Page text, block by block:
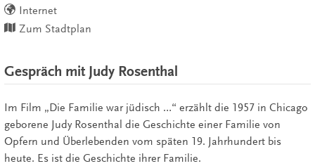
Internet
Zum Stadtplan
Gespräch mit Judy Rosenthal
Im Film „Die Familie war jüdisch …“ erzählt die 1957 in Chicago
geborene Judy Rosenthal die Geschichte einer Familie von
Opfern und Überlebenden vom späten 19. Jahrhundert bis
heute. Es ist die Geschichte ihrer Familie.